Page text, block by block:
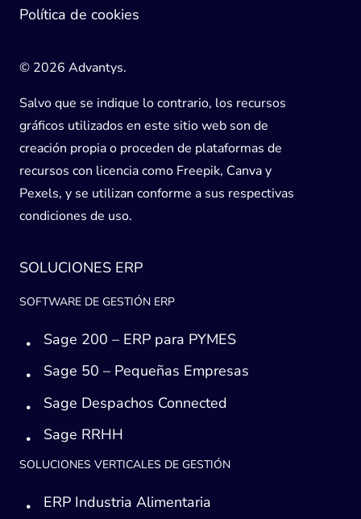
Política de cookies
© 2026 Advantys.
Salvo que se indique lo contrario, los recursos
gráficos utilizados en este sitio web son de
creación propia o proceden de plataformas de
recursos con licencia como Freepik, Canva y
Pexels, y se utilizan conforme a sus respectivas
condiciones de uso.
SOLUCIONES ERP
SOFTWARE DE GESTIÓN ERP
Sage 200 – ERP para PYMES
Sage 50 – Pequeñas Empresas
Sage Despachos Connected
Sage RRHH
SOLUCIONES VERTICALES DE GESTIÓN
ERP Industria Alimentaria